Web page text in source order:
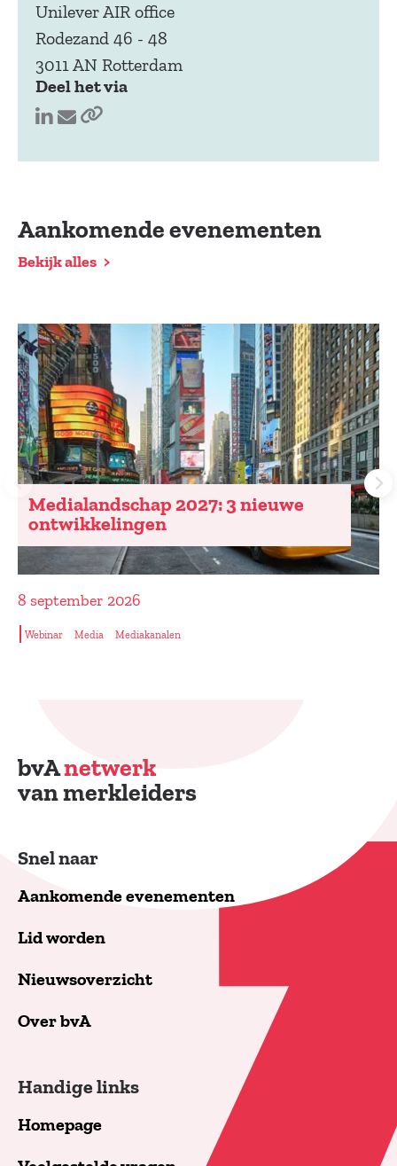
Unilever AIR office
Rodezand 46 - 48
3011 AN Rotterdam
Deel het via
Aankomende evenementen
Bekijk alles
YouTube Works Awards 2026
10 september 2026
Mediakanalen Video YouTube
bvAnetwerk
van merkleiders
Snel naar
Aankomende evenementen
Lid worden
Nieuwsoverzicht
Over bvA
Handige links
Homepage